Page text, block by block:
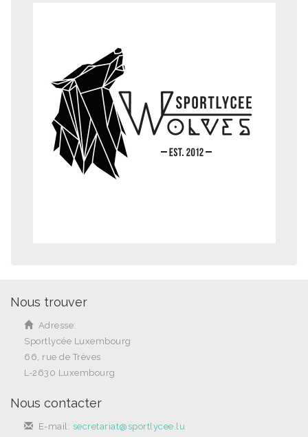
Nous trouver
Adresse:
Sportlycée Luxembourg
66, rue de Trèves
L-2630 Luxembourg
Nous contacter
E-mail: secretariat@sportlycee.lu